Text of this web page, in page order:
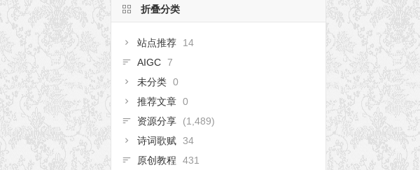
折叠分类
站点推荐
14
AIGC 7
未分类 0
推荐文章 0
资源分享
(1,489)
诗词歌赋 34
原创教程
431